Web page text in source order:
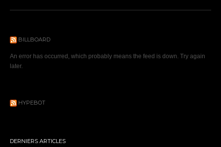
BILLBOARD
An error has occurred, which probably means the feed is down. Try again
later.
HYPEBOT
DERNIERS ARTICLES